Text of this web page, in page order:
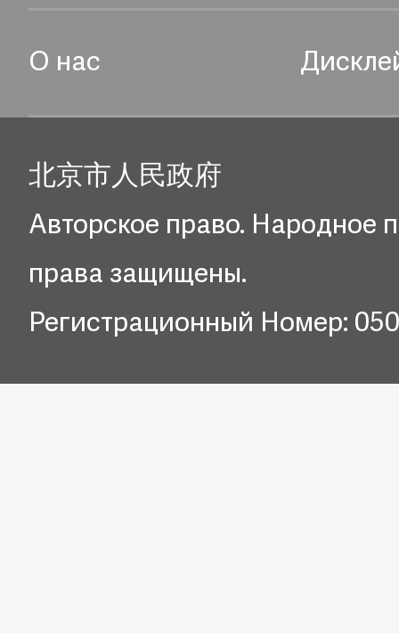
О нас
北京市人民政府
Авторское право. Народное
права защищены.
Регистрационный Номер: